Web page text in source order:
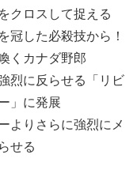
クロスして捉える
冠した必殺技から！
くカナダ野郎
烈に反らせる「リビ
」に発展
よりさらに強烈にメ
せる